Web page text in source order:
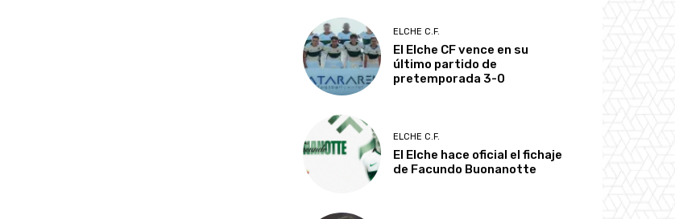
ELCHE C.F.
El Elche CF vence en su
último partido de
pretemporada 3-0
ELCHE C.F.
El Elche hace oficial el fichaje
de Facundo Buonanotte